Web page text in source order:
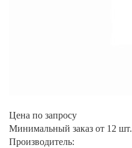
Цена по запросу
Минимальный заказ от 12 шт.
Производитель: